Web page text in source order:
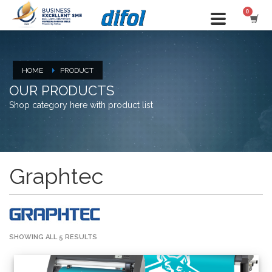
HOME PRODUCT
OUR PRODUCTS
Shop category here with product list
Graphtec
SHOWING ALL 5 RESULTS